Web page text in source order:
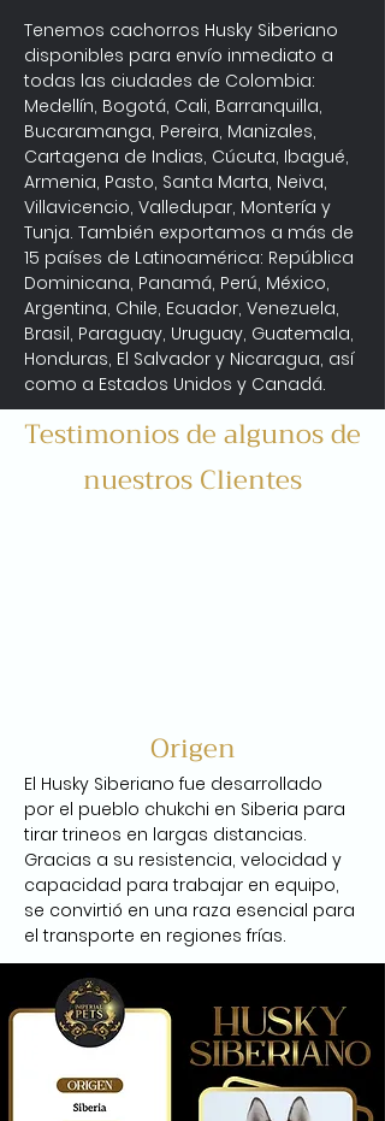
Tenemos cachorros Husky Siberiano
disponibles para envío inmediato a
todas las ciudades de Colombia:
Medellín, Bogotá, Cali, Barranquilla,
Bucaramanga, Pereira, Manizales,
Cartagena de Indias, Cúcuta, Ibagué,
Armenia, Pasto, Santa Marta, Neiva,
Villavicencio, Valledupar, Montería y
Tunja. También exportamos a más de
15 países de Latinoamérica: República
Dominicana, Panamá, Perú, México,
Argentina, Chile, Ecuador, Venezuela,
Brasil, Paraguay, Uruguay, Guatemala,
Honduras, El Salvador y Nicaragua, así
como a Estados Unidos y Canadá.
Testimonios de algunos de
nuestros Clientes
Origen
El Husky Siberiano fue desarrollado
por el pueblo chukchi en Siberia para
tirar trineos en largas distancias.
Gracias a su resistencia, velocidad y
capacidad para trabajar en equipo,
se convirtió en una raza esencial para
el transporte en regiones frías.